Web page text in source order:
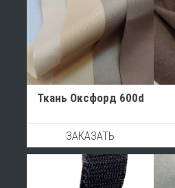
Ткань Оксфорд 600d
ЗАКАЗАТЬ